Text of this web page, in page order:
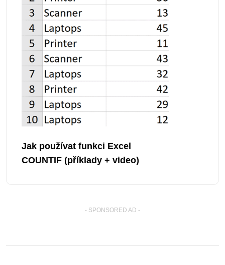
Jak používat funkci Excel
COUNTIF (příklady + video)
- SPONSORED AD -